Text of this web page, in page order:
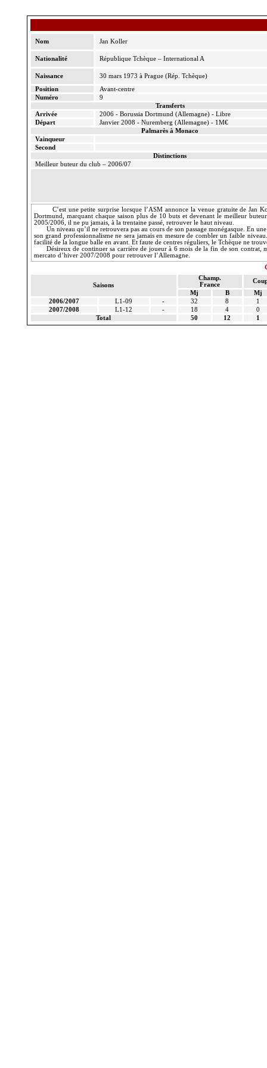
Nom Jan Koller
Nationalité République Tchèque – International A
Naissance
30 mars 1973 à Prague (Rép. Tchèque)
Position
Avant-centre
Numéro
9
Transferts
Arrivée
2006 - Borussia Dortmund (Allemagne) - Libre
Départ
Janvier 2008 - Nuremberg (Allemagne) - 1M€
Palmarès à Monaco
Vainqueur
Second
Distinctions
Meilleur buteur du club – 2006/07
C’est une petite surprise lorsque l’ASM annonce la venue gratuite de
Dortmund, marquant chaque saison plus de 10 buts et devenant le meilleur
2005/2006, il ne pu jamais, à la trentaine passé, retrouver le haut niveau.
Un niveau qu’il ne retrouvera pas au cours de son passage monégasque. En
son grand professionnalisme ne sera jamais en mesure de combler un faible
facilité de la longue balle en avant. Et faute de centres réguliers, le Tchèque ne
Désireux de continuer sa carrière de joueur à 6 mois de la fin de son
mercato d’hiver 2007/2008 pour retrouver l’Allemagne.
Saisons
Champ.
France
Mj
B
Mj
2006/2007
L1-09 - 32 8
1
2007/2008
L1-12 - 18 4
0
Total
50 12 1